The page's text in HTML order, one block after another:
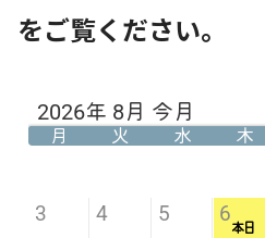
をご覧ください。